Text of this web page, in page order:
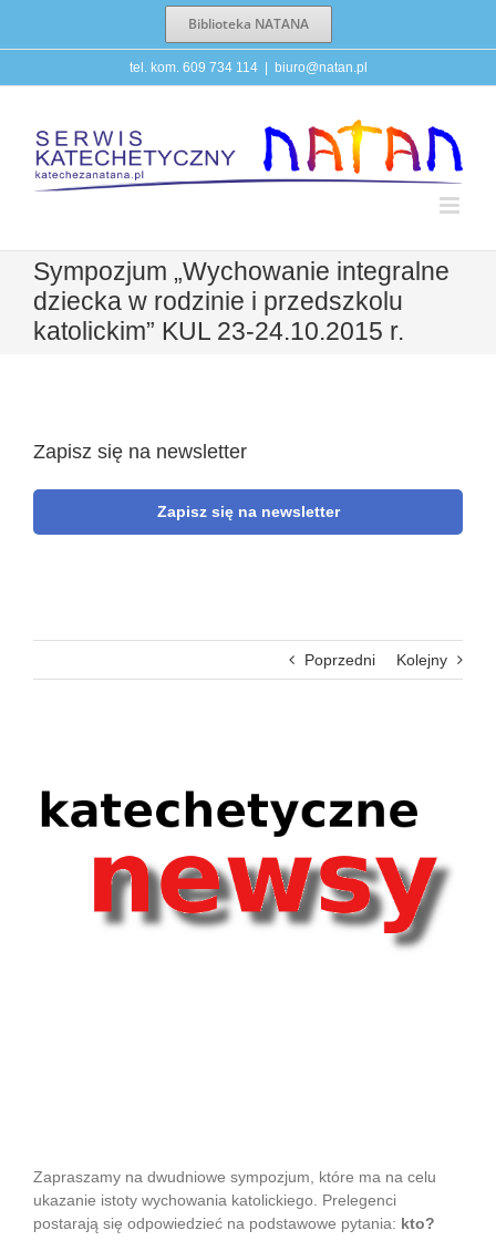
Biblioteka NATANA
tel. kom. 609 734 114 biuro@natan.pl
Sympozjum „Wychowanie integralne
dziecka w rodzinie i przedszkolu
katolickim” KUL 23-24.10.2015 r.
Poprzedni Kolejny
obrazek
Zapraszamy na dwudniowe sympozjum, które ma na celu
ukazanie istoty wychowania katolickiego. Prelegenci
postarają się odpowiedzieć na podstawowe pytania: kto?
Zapisz się na newsletter
Zapisz się na newsletter